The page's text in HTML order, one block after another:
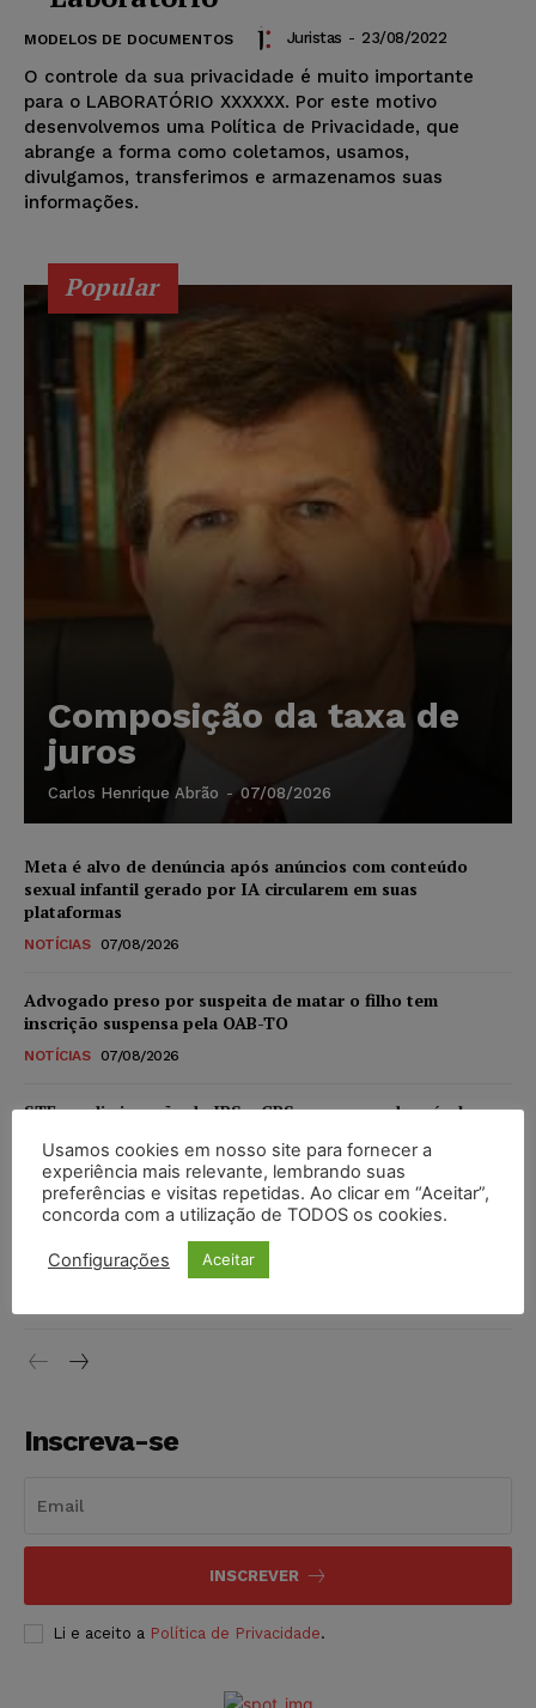
MODELOS DE DOCUMENTOS Juristas - 23/08/2022
O controle da sua privacidade é muito importante
para o LABORATÓRIO XXXXXX. Por este motivo
desenvolvemos uma Política de Privacidade, que
abrange a forma como coletamos, usamos,
divulgamos, transferimos e armazenamos suas
informações.
Popular
Composição da taxa de
juros
Carlos Henrique Abrão - 07/08/2026
Meta é alvo de denúncia após anúncios com conteúdo
sexual infantil gerado por IA circularem em suas
plataformas
NOTÍCIAS 07/08/2026
Advogado preso por suspeita de matar o filho tem
inscrição suspensa pela OAB-TO
NOTÍCIAS 07/08/2026
STF amplia isenção de IBS e CBS na compra de veículos
níveis
DIREITO TRIBUTÁRIO 07/08/2026
Justiça do Trabalho mantém justa causa de empregado que
vendia canetas emagrecedoras no local de trabalho
Inscreva-se
INSCREVER
Li e aceito a Política de Privacidade.
Usamos cookies em nosso site para fornecer a
experiência mais relevante, lembrando suas
preferências e visitas repetidas. Ao clicar em “Aceitar”,
concorda com a utilização de TODOS os cookies.
Configurações Aceitar